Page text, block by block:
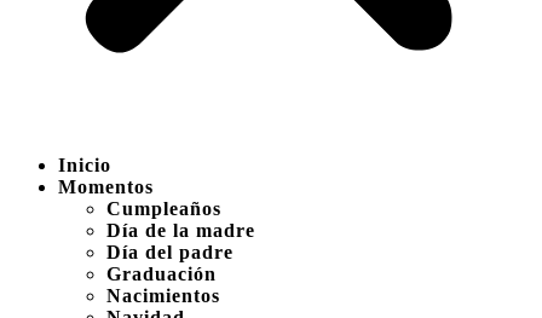
Inicio
Momentos
Cumpleaños
Día de la madre
Día del padre
Graduación
Nacimientos